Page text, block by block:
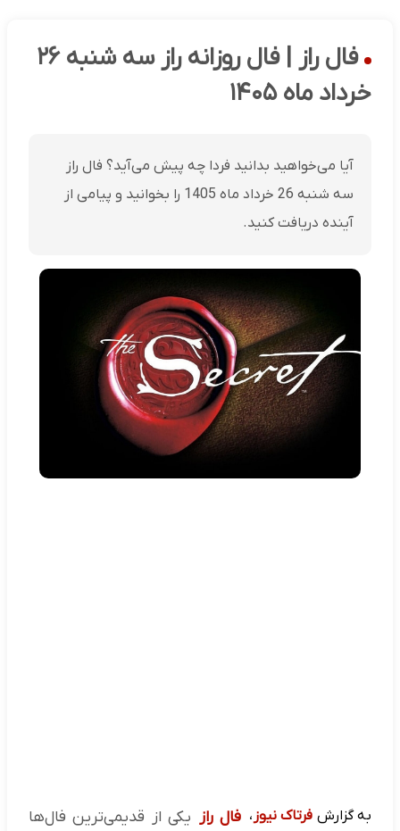
فال راز | فال روزانه راز سه شنبه ۲۶
خرداد ماه ۱۴۰۵
آیا می‌خواهید بدانید فردا چه پیش می‌آید؟ فال راز
سه شنبه 26 خرداد ماه 1405 را بخوانید و پیامی از
آینده دریافت کنید.
به گزارش فرتاک نیوز ، فال راز یکی از قدیمی‌ترین فال‌ها